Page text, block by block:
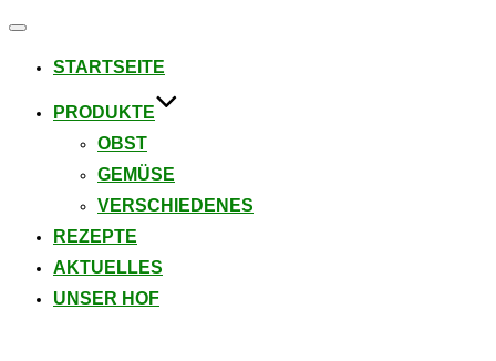
Navigation
STARTSEITE
PRODUKTE
OBST
GEMÜSE
VERSCHIEDENES
REZEPTE
AKTUELLES
UNSER HOF